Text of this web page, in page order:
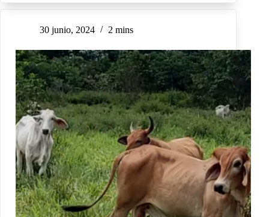
30 junio, 2024 2 mins